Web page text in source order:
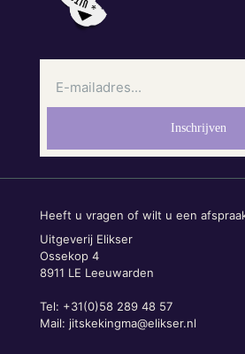
Heeft u vragen of wilt u een
Uitgeverij Elikser
Ossekop 4
8911 LE Leeuwarden
Tel: +31(0)58 289 48 57
Mail: jitskekingma@elikser.nl